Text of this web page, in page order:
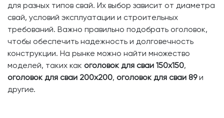
для разных типов свай. Их выбор зависит от диаметра
свай, условий эксплуатации и строительных
требований. Важно правильно подобрать оголовок,
чтобы обеспечить надежность и долговечность
конструкции. На рынке можно найти множество
моделей, таких как оголовок для сваи 150х150,
оголовок для сваи 200х200, оголовок для сваи 89и
другие.